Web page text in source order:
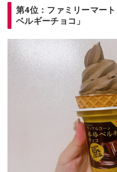
第4位：ファミリーマー
ベルギーチョコ」